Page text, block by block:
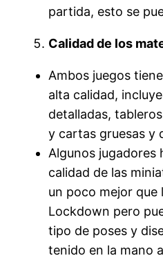
partida, esto se
Calidad de los
Ambos juegos
alta calidad,
detalladas,
y cartas gruesas y
Algunos jugadores
calidad de las
un poco mejor que
Lockdown pero
tipo de poses y
tenido en la mano